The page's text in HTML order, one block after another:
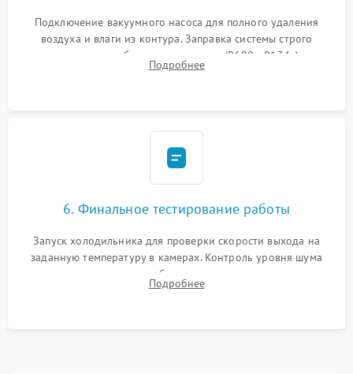
Подключение вакуумного насоса для полного удаления
воздуха и влаги из контура. Заправка системы строго
дозированным объемом хладагента (R600a, R134a) по
электронным весам. Контроль рабочего давления в системе.
Подробнее
6. Финальное тестирование работы
Запуск холодильника для проверки скорости выхода на
заданную температуру в камерах. Контроль уровня шума
компрессора, отсутствия обмерзания стенок и корректного
срабатывания системы автоматической оттайки.
Подробнее